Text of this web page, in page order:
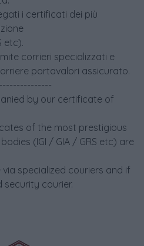
i certificati dei più
etc).
corrieri specializzati e
portavalori assicurato.
by our certificate of
of the most prestigious
(IGI / GIA / GRS etc) are
specialized couriers and if
security courier.